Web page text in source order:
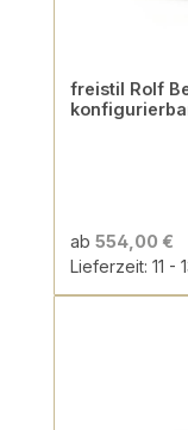
freistil Rolf
ab 554,00 €
Lieferzeit: 11 -